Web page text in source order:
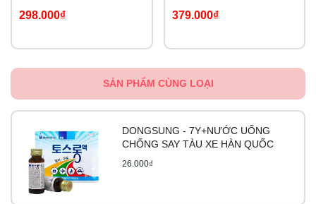
298.000₫ 379.000₫
SẢN PHẨM CÙNG LOẠI
DONGSUNG - 7Y+NƯỚC UỐNG
CHỐNG SAY TÀU XE HÀN QUỐC
26.000₫